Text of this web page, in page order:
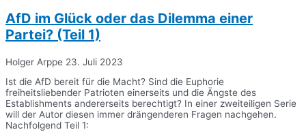
AfD im Glück oder das Dilemma einer
Partei? (Teil 1)
Holger Arppe 23. Juli 2023
Ist die AfD bereit für die Macht? Sind die Euphorie
freiheitsliebender Patrioten einerseits und die Ängste des
Establishments andererseits berechtigt? In einer zweiteiligen Serie
will der Autor diesen immer drängenderen Fragen nachgehen.
Nachfolgend Teil 1: